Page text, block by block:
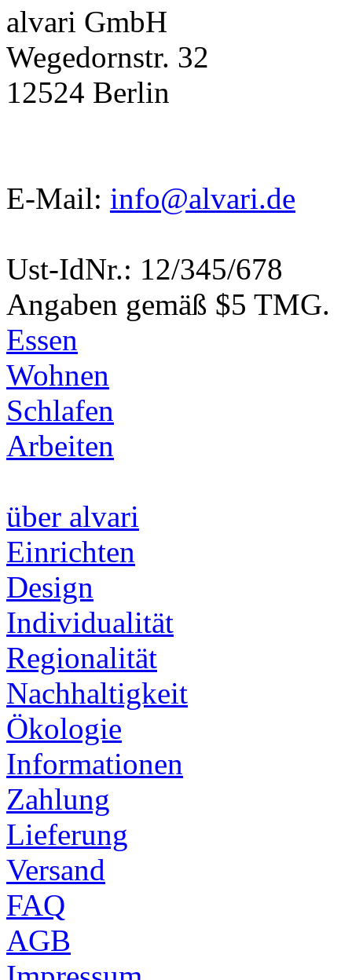
alvari GmbH
Wegedornstr. 32
12524 Berlin
E-Mail: info@alvari.de
Ust-IdNr.: 12/345/678
Angaben gemäß $5 TMG.
Essen
Wohnen
Schlafen
Arbeiten
über alvari
Einrichten
Design
Individualität
Regionalität
Nachhaltigkeit
Ökologie
Informationen
Zahlung
Lieferung
Versand
FAQ
AGB